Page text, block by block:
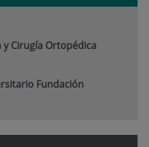
Cirugía Ortopédica
Fundación